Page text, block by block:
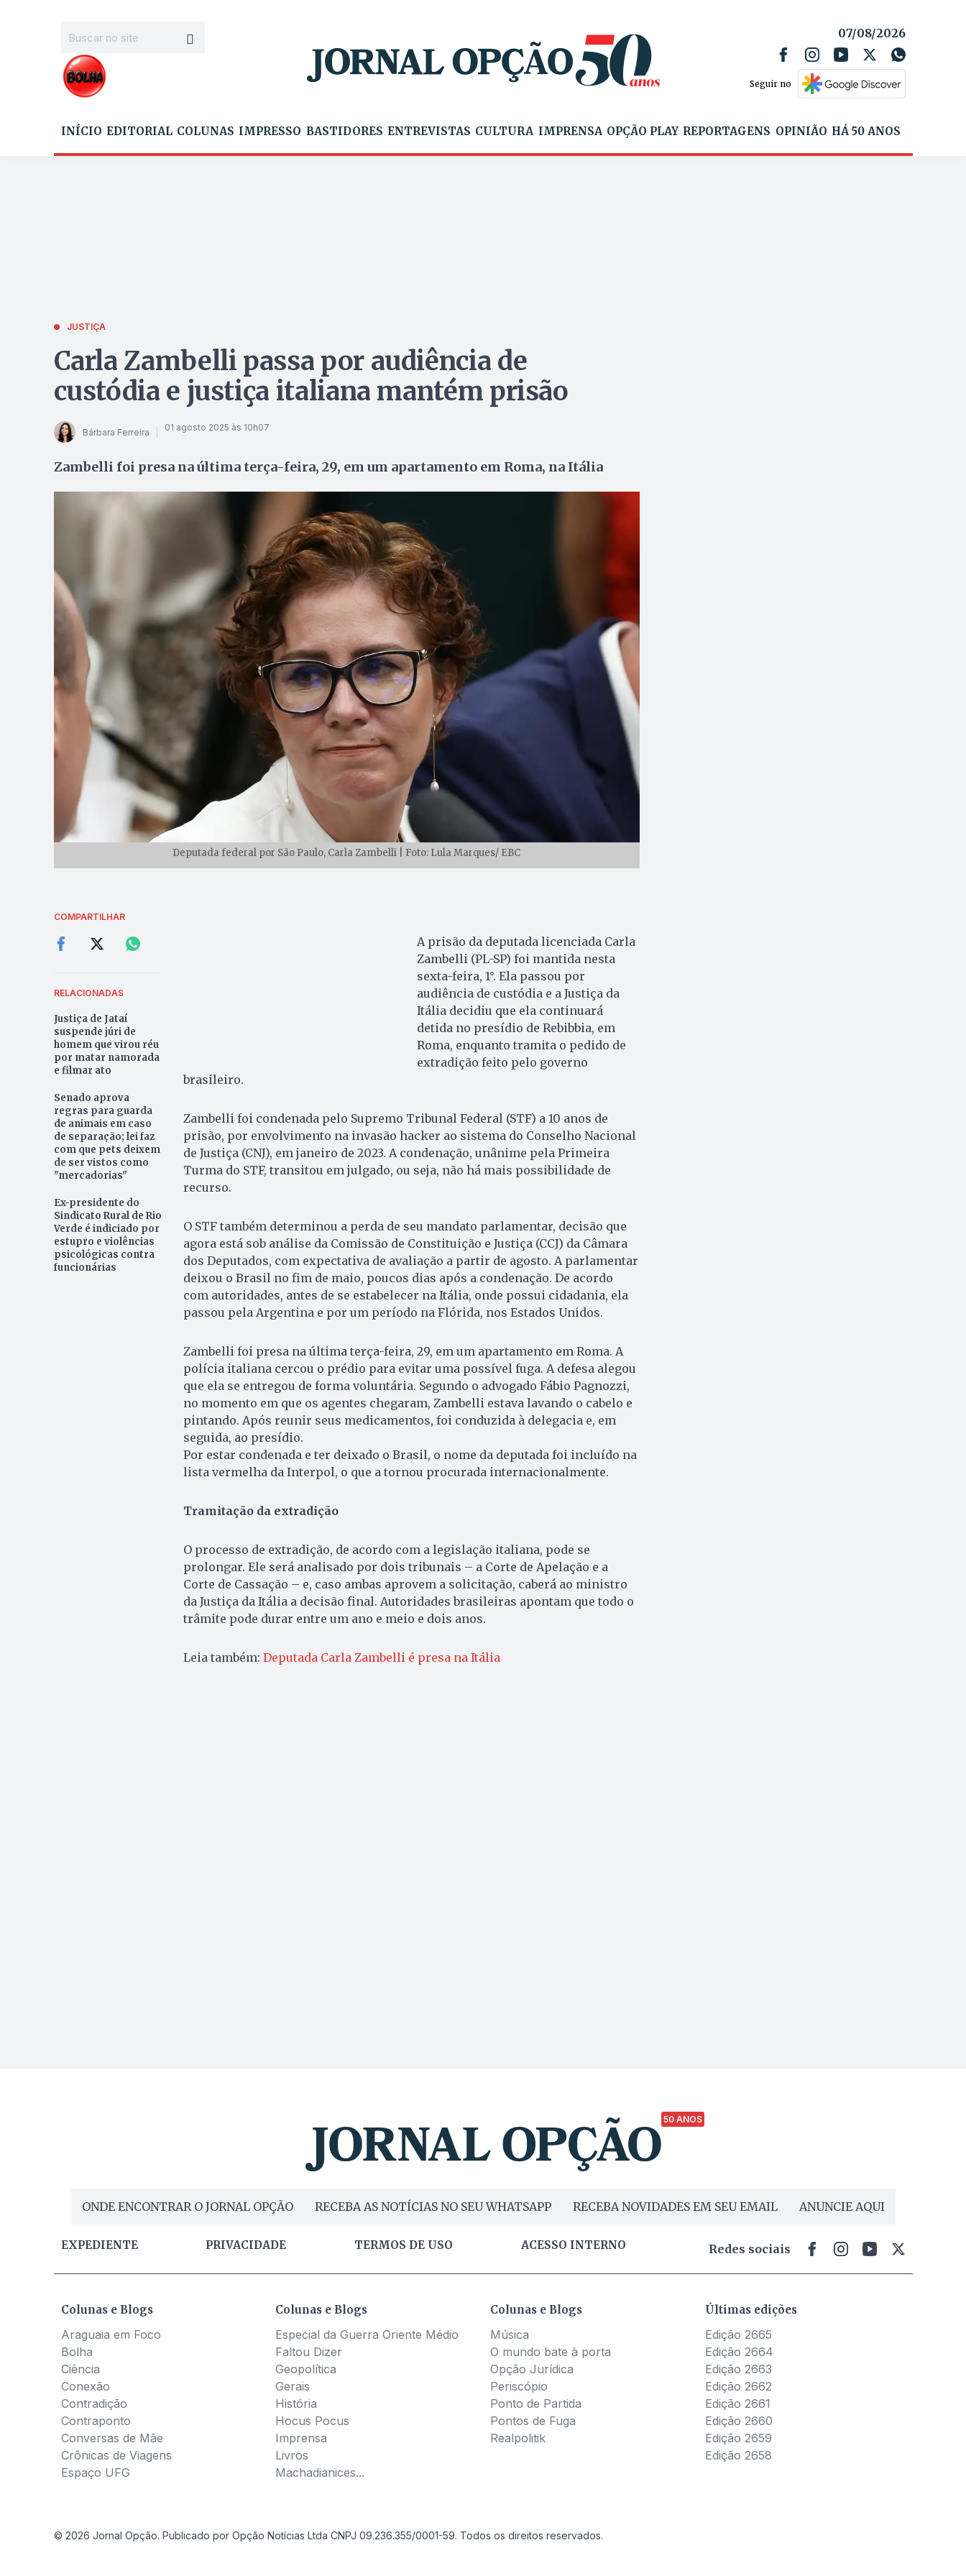
07/08/2026
Seguir no
INÍCIO EDITORIAL COLUNAS IMPRESSO BASTIDORES ENTREVISTAS CULTURA IMPRENSA OPÇÃO PLAY REPORTAGENS OPINIÃO HÁ 50 ANOS
JUSTIÇA
Carla Zambelli passa por audiência de
custódia e justiça italiana mantém prisão
Bárbara Ferreira 01 agosto 2025 às 10h07
Zambelli foi presa na última terça-feira, 29, em um apartamento em Roma, na Itália
Deputada federal por São Paulo, Carla Zambelli | Foto: Lula Marques/ EBC
COMPARTILHAR
RELACIONADAS
Justiça de Jataí
suspende júri de
homem que virou réu
por matar namorada
e filmar ato
Senado aprova
regras para guarda
de animais em caso
de separação; lei faz
com que pets deixem
de ser vistos como
"mercadorias"
Ex-presidente do
Sindicato Rural de Rio
Verde é indiciado por
estupro e violências
psicológicas contra
funcionárias
A prisão da deputada licenciada Carla
Zambelli (PL-SP) foi mantida nesta
sexta-feira, 1°. Ela passou por
audiência de custódia e a Justiça da
Itália decidiu que ela continuará
detida no presídio de Rebibbia, em
Roma, enquanto tramita o pedido de
extradição feito pelo governo
brasileiro.
Zambelli foi condenada pelo Supremo Tribunal Federal (STF) a 10 anos de
prisão, por envolvimento na invasão hacker ao sistema do Conselho Nacional
de Justiça (CNJ), em janeiro de 2023. A condenação, unânime pela Primeira
Turma do STF, transitou em julgado, ou seja, não há mais possibilidade de
recurso.
O STF também determinou a perda de seu mandato parlamentar, decisão que
agora está sob análise da Comissão de Constituição e Justiça (CCJ) da Câmara
dos Deputados, com expectativa de avaliação a partir de agosto. A parlamentar
deixou o Brasil no fim de maio, poucos dias após a condenação. De acordo
com autoridades, antes de se estabelecer na Itália, onde possui cidadania, ela
passou pela Argentina e por um período na Flórida, nos Estados Unidos.
Zambelli foi presa na última terça-feira, 29, em um apartamento em Roma. A
polícia italiana cercou o prédio para evitar uma possível fuga. A defesa alegou
que ela se entregou de forma voluntária. Segundo o advogado Fábio Pagnozzi,
no momento em que os agentes chegaram, Zambelli estava lavando o cabelo e
pintando. Após reunir seus medicamentos, foi conduzida à delegacia e, em
seguida, ao presídio.
Por estar condenada e ter deixado o Brasil, o nome da deputada foi incluído na
lista vermelha da Interpol, o que a tornou procurada internacionalmente.
Tramitação da extradição
O processo de extradição, de acordo com a legislação italiana, pode se
prolongar. Ele será analisado por dois tribunais – a Corte de Apelação e a
Corte de Cassação – e, caso ambas aprovem a solicitação, caberá ao ministro
da Justiça da Itália a decisão final. Autoridades brasileiras apontam que todo o
trâmite pode durar entre um ano e meio e dois anos.
Leia também: Deputada Carla Zambelli é presa na Itália
50 ANOS
ONDE ENCONTRAR O JORNAL OPÇÃO RECEBA AS NOTÍCIAS NO SEU WHATSAPP RECEBA NOVIDADES EM SEU EMAIL ANUNCIE AQUI
EXPEDIENTE PRIVACIDADE TERMOS DE USO ACESSO INTERNO Redes sociais
Colunas e Blogs
Araguaia em Foco
Bolha
Ciência
Conexão
Contradição
Contraponto
Conversas de Mãe
Crônicas de Viagens
Espaço UFG
Colunas e Blogs
Especial da Guerra Oriente Médio
Faltou Dizer
Geopolítica
Gerais
História
Hocus Pocus
Imprensa
Livros
Machadianices...
Colunas e Blogs
Música
O mundo bate à porta
Opção Jurídica
Periscópio
Ponto de Partida
Pontos de Fuga
Realpolitik
Últimas edições
Edição 2665
Edição 2664
Edição 2663
Edição 2662
Edição 2661
Edição 2660
Edição 2659
Edição 2658
© 2026 Jornal Opção. Publicado por Opção Notícias Ltda CNPJ 09.236.355/0001-59. Todos os direitos reservados.